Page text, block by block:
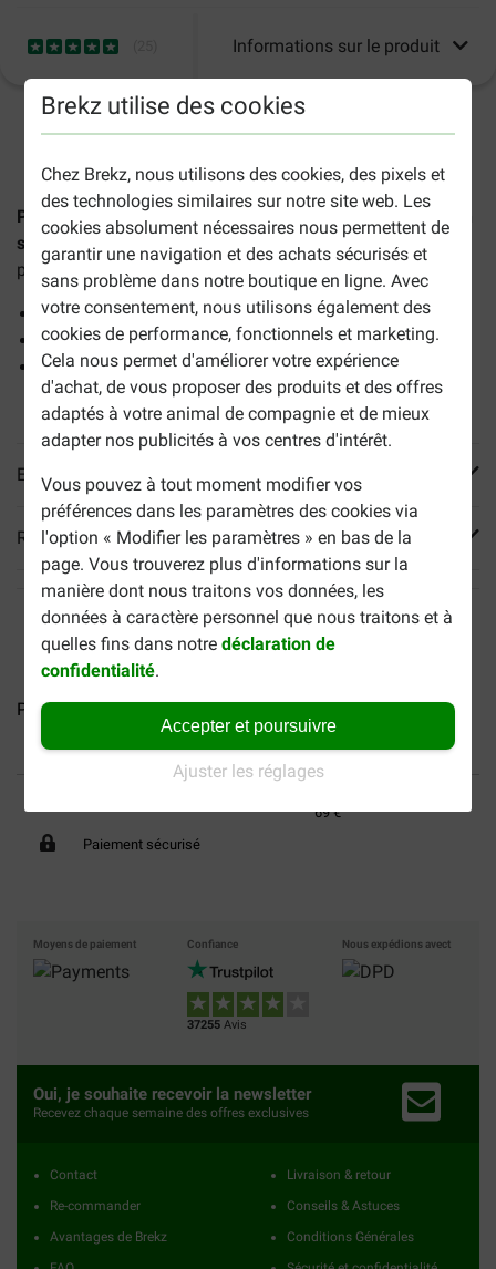
Brekz utilise des cookies
Chez Brekz, nous utilisons des cookies, des pixels et
des technologies similaires sur notre site web. Les
cookies absolument nécessaires nous permettent de
garantir une navigation et des achats sécurisés et
sans problème dans notre boutique en ligne. Avec
votre consentement, nous utilisons également des
cookies de performance, fonctionnels et marketing.
Cela nous permet d'améliorer votre expérience
d'achat, de vous proposer des produits et des offres
adaptés à votre animal de compagnie et de mieux
adapter nos publicités à vos centres d'intérêt.
Vous pouvez à tout moment modifier vos
préférences dans les paramètres des cookies via
l'option « Modifier les paramètres » en bas de la
page. Vous trouverez plus d'informations sur la
manière dont nous traitons vos données, les
données à caractère personnel que nous traitons et à
quelles fins dans notredéclaration de
confidentialité.
Accepter et poursuivre
Ajuster les réglages
Informations sur le produit
2-5 jours ouvrables estimés, sauf indication contraire.
Purina Bonzo (Friskies) au bœuf, au poulet, à l'agneau en
sachet pâtée en sauce pour chien
est une pâtée complète
pour votre chien adulte.
Favorise un pelage brillant et une peau saine
Contribue à une bonne digestion
Sans colorants, arômes et conservateurs artificiels
ajoutés
En savoir plus
Reviews
Purina Bonzo (Friskies) au...
69 €
Paiement sécurisé
Moyens de paiement Confiance
37255 Avis
Nous expédions avect
Oui, je souhaite recevoir la newsletter
Recevez chaque semaine des offres exclusives
Contact
Re-commander
Avantages de Brekz
Livraison & retour
Conseils & Astuces
Conditions Générales